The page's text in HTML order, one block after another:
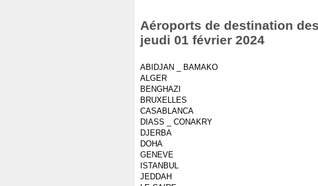
Aéroports de destination
jeudi 01 février 2024
ABIDJAN _ BAMAKO
ALGER
BENGHAZI
BRUXELLES
CASABLANCA
DIASS _ CONAKRY
DJERBA
DOHA
GENEVE
ISTANBUL
JEDDAH